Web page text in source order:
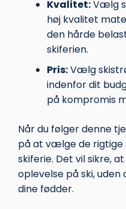
Kvalitet:Vælg
høj kvalitet
den hårde
skiferien.
Pris:Vælg
indenfor dit
på kompromis
Når du følger denne
på at vælge de
skiferie. Det vil sikre,
oplevelse på ski,
dine fødder.